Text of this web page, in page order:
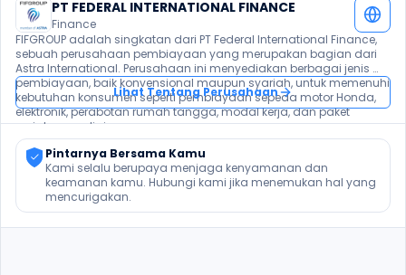
PT FEDERAL INTERNATIONAL FINANCE
Finance
FIFGROUP adalah singkatan dari PT Federal International Finance,
sebuah perusahaan pembiayaan yang merupakan bagian dari
Astra International. Perusahaan ini menyediakan berbagai jenis
pembiayaan, baik konvensional maupun syariah, untuk memenuhi
kebutuhan konsumen seperti pembiayaan sepeda motor Honda,
elektronik, perabotan rumah tangga, modal kerja, dan paket
perjalanan religi.
Lihat Tentang Perusahaan
Pintarnya Bersama Kamu
Kami selalu berupaya menjaga kenyamanan dan
keamanan kamu. Hubungi kami jika menemukan hal yang
mencurigakan.